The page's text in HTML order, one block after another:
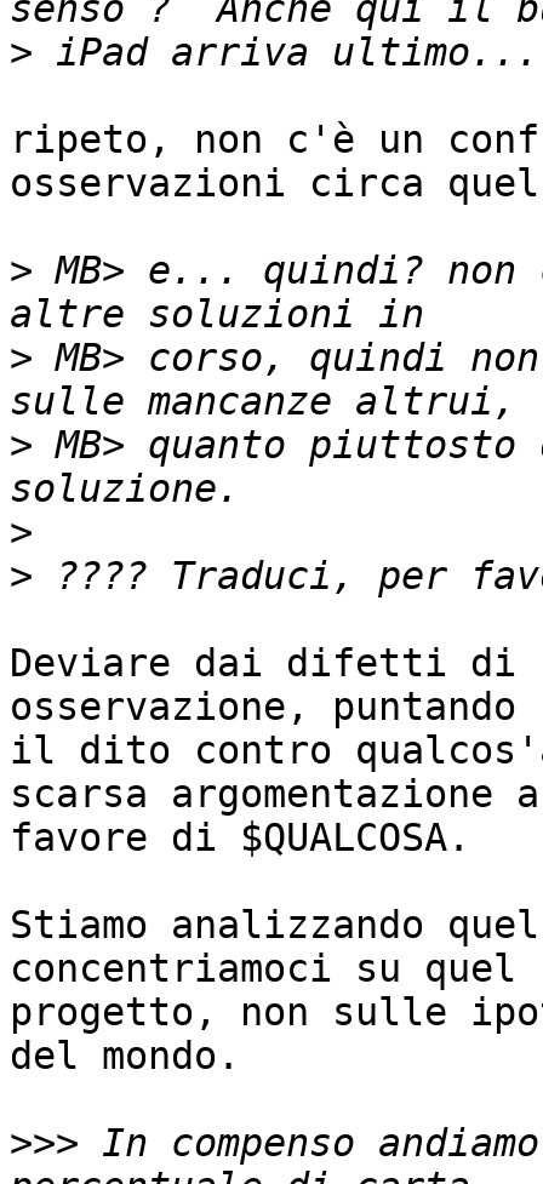
>
ripeto, non c'è un
osservazioni circa
> MB> e... quindi? non
> MB> corso, quindi
> MB> quanto
>
>
Deviare dai difetti di un
osservazione, puntando
il dito contro
scarsa argomentazione a
favore di $QUALCOSA.
Stiamo analizzando
concentriamoci su quel
progetto, non sulle
del mondo.
>>> In compenso